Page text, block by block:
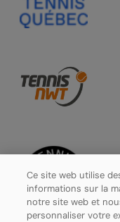
Ce site web utilise
informations sur la
notre site web et
personnaliser votre